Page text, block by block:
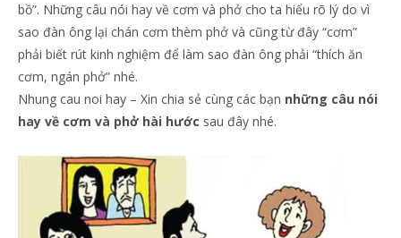
bồ”. Những câu nói hay về cơm và phở cho ta hiểu rõ lý do vì
sao đàn ông lại chán cơm thèm phở và cũng từ đây “cơm”
phải biết rút kinh nghiệm để làm sao đàn ông phải “thích ăn
cơm, ngán phở” nhé.
Nhung cau noi hay – Xin chia sẻ cùng các bạn những câu nói
hay về cơm và phở hài hước sau đây nhé.